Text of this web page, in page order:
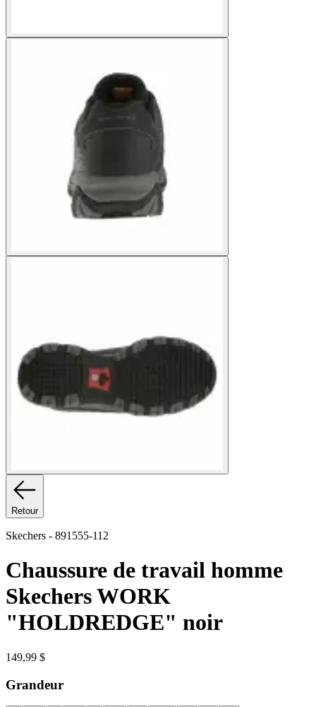
Retour
Skechers - 891555-112
Chaussure de travail homme
Skechers WORK
"HOLDREDGE" noir
149,99 $
Grandeur